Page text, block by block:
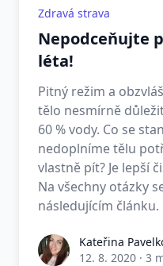
Zdravá strava
Nepodceňujte
léta!
Pitný režim a
tělo nesmírně
60 % vody. Co se
nedoplníme tělu
vlastně pít? Je lepší
Na všechny otázky
následujícím článku.
Kateřina
12. 8. 2020 · 3